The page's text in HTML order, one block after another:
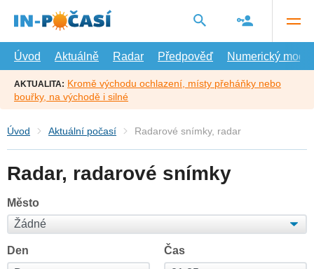
hlavní
Úvod
Aktuálně Radar Předpověď Numerický model
AKTUALITA: Kromě východu ochlazení, místy přeháňky nebo
bouřky, na východě i silné
Úvod Aktuální počasí Radarové snímky, radar
Radar, radarové snímky
Město
Den Čas